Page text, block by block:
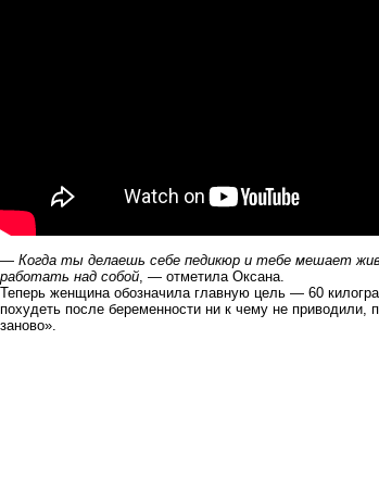
— Когда ты делаешь себе педикюр и тебе мешает
работать над собой, — отметила Оксана.
Теперь женщина обозначила главную цель — 60
похудеть после беременности ни к чему не
заново».